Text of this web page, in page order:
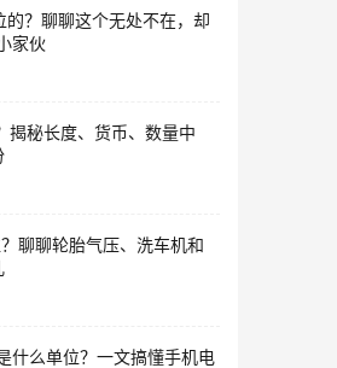
的？聊聊这个无处不在，却
家伙
揭秘长度、货币、数量中
聊聊轮胎气压、洗车机和
什么单位？一文搞懂手机电